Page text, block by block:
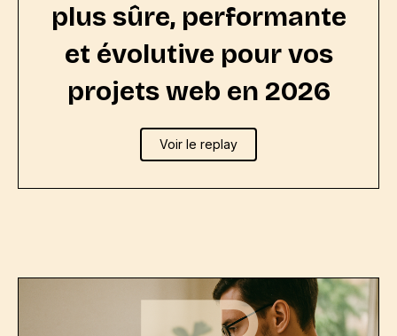
plus sûre, performante
et évolutive pour vos
projets web en 2026
Voir le replay